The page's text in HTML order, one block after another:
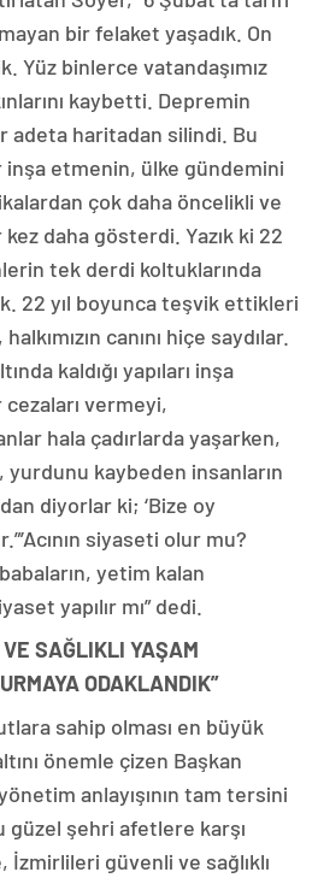
bir felaket yaşadık. On
Yüz binlerce vatandaşımız
kaybetti. Depremin
adeta haritadan silindi. Bu
etmenin, ülke gündemini
çok daha öncelikli ve
daha gösterdi. Yazık ki 22
tek derdi koltuklarında
22 yıl boyunca teşvik ettikleri
canını hiçe saydılar.
kaldığı yapıları inşa
cezaları vermeyi,
hala çadırlarda yaşarken,
yurdunu kaybeden insanların
diyorlar ki; ‘Bize oy
siyaseti olur mu?
yetim kalan
yapılır mı” dedi.
SAĞLIKLI YAŞAM
ODAKLANDIK”
sahip olması en büyük
önemle çizen Başkan
anlayışının tam tersini
güzel şehri afetlere karşı
güvenli ve sağlıklı